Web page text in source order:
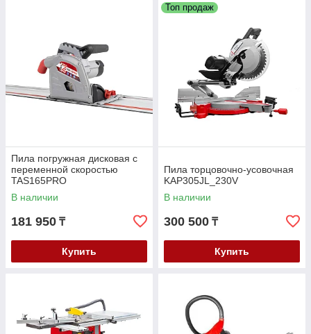
Пила погружная дисковая с
переменной скоростью
TAS165PRO
В наличии
181 950 ₸
Купить
Топ продаж
Пила торцовочно-усовочная
KAP305JL_230V
В наличии
300 500 ₸
Купить